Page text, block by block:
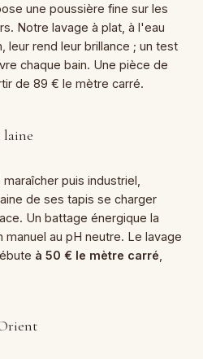
une poussière fine sur les
Notre lavage à plat, à l'eau
leur rend leur brillance ; un test
chaque bain. Une pièce de
de 89 € le mètre carré.
laine
puis industriel,
de ses tapis se charger
Un battage énergique la
manuel au pH neutre. Le lavage
à 50 € le mètre carré